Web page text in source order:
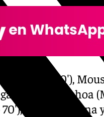
Puga 60′),
Aaron Ochoa
Roko Baturina